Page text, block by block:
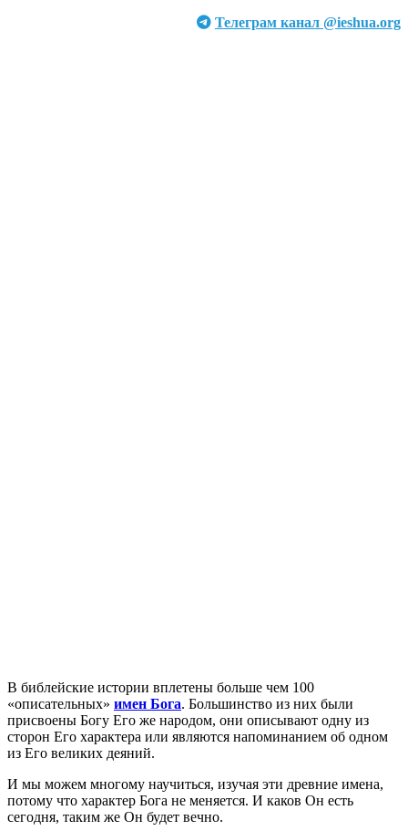
Телеграм канал @ieshua.org
В библейские истории вплетены больше чем 100
«описательных» имен Бога. Большинство из них были
присвоены Богу Его же народом, они описывают одну из
сторон Его характера или являются напоминанием об одном
из Его великих деяний.
И мы можем многому научиться, изучая эти древние имена,
потому что характер Бога не меняется. И каков Он есть
сегодня, таким же Он будет вечно.